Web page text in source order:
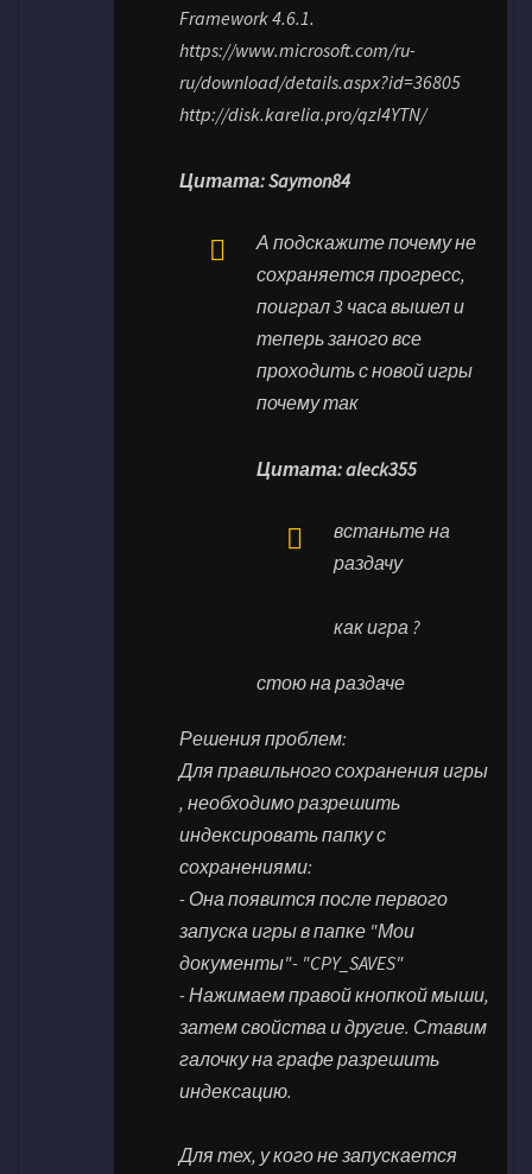
Framework 4.6.1.
https://www.microsoft.com/ru-
ru/download/details.aspx?id=36805
http://disk.karelia.pro/qzI4YTN/
Цитата: Saymon84
А подскажите почему не
сохраняется прогресс,
поиграл 3 часа вышел и
теперь заного все
проходить с новой игры
почему так
Цитата: aleck355
встаньте на
раздачу
как игра ?
стою на раздаче
Решения проблем:
Для правильного сохранения игры
, необходимо разрешить
индексировать папку с
сохранениями:
- Она появится после первого
запуска игры в папке "Мои
документы"- "CPY_SAVES"
- Нажимаем правой кнопкой мыши,
затем свойства и другие. Ставим
галочку на графе разрешить
индексацию.
Для тех, у кого не запускается